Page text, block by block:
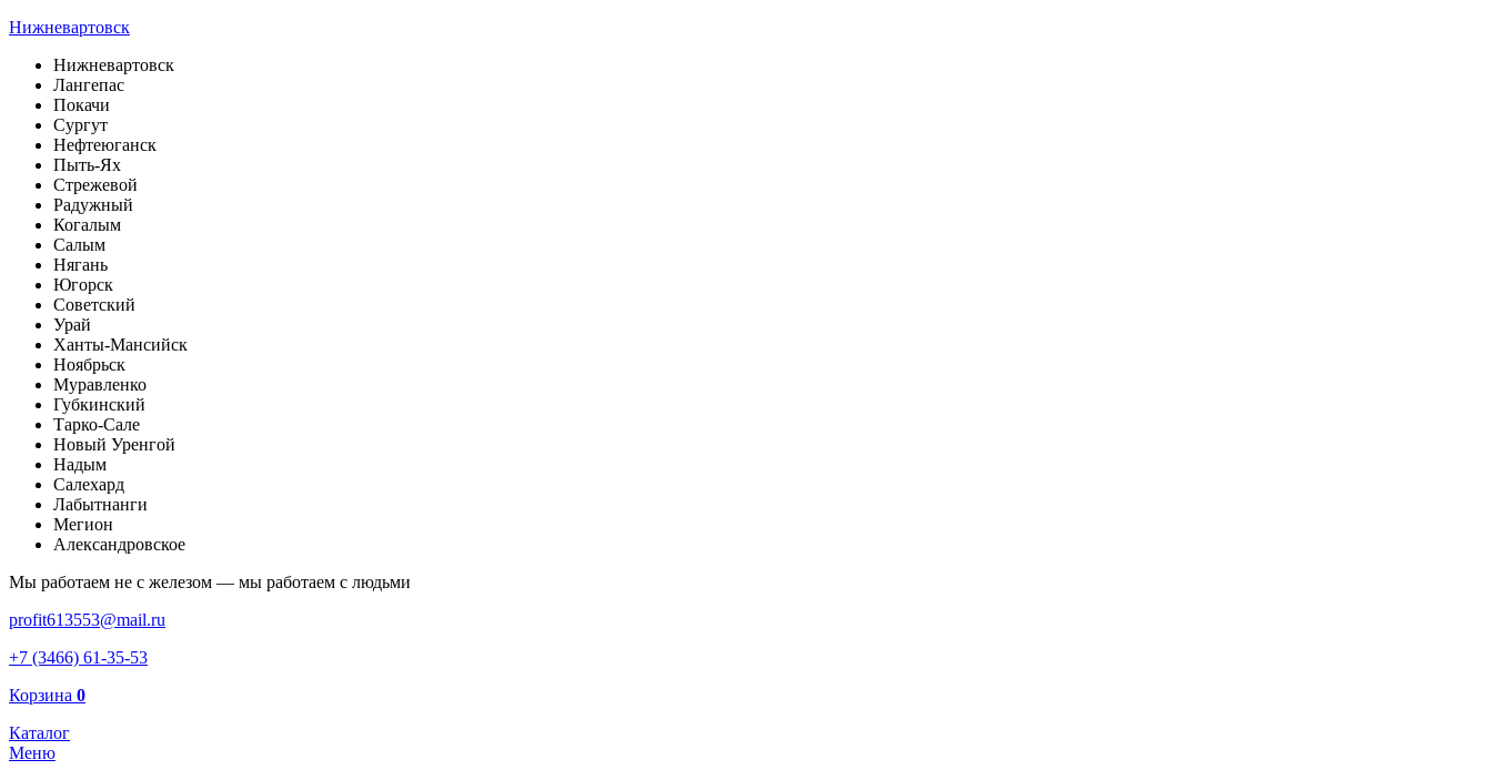
Нижневартовск
Нижневартовск
Лангепас
Покачи
Сургут
Нефтеюганск
Пыть-Ях
Стрежевой
Радужный
Когалым
Салым
Нягань
Югорск
Советский
Урай
Ханты-Мансийск
Ноябрьск
Муравленко
Губкинский
Тарко-Сале
Новый Уренгой
Надым
Салехард
Лабытнанги
Мегион
Александровское
Мы работаем не с железом — мы работаем с людьми
profit613553@mail.ru
+7 (3466) 61-35-53
Корзина 0
Каталог
Меню